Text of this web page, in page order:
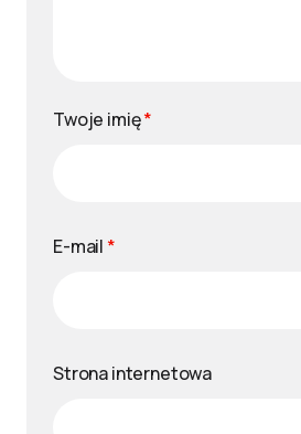
Twoje imię*
E-mail *
Strona internetowa